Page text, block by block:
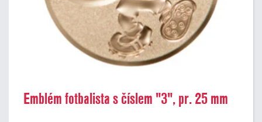
Emblém fotbalista s číslem "3", pr. 25 mm